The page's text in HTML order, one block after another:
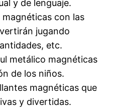
y de lenguaje.
con las
jugando
etc.
metálico magnéticas
de los niños.
magnéticas que
y divertidas.